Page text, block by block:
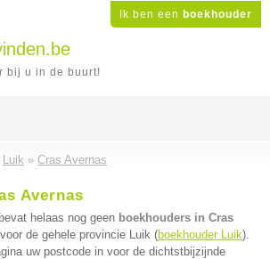
Ik ben een boekhouder
bij u in de buurt!
Luik » Cras Avernas
Avernas
helaas nog geen boekhouders in Cras
de gehele provincie Luik (boekhouder Luik).
uw postcode in voor de dichtstbijzijnde